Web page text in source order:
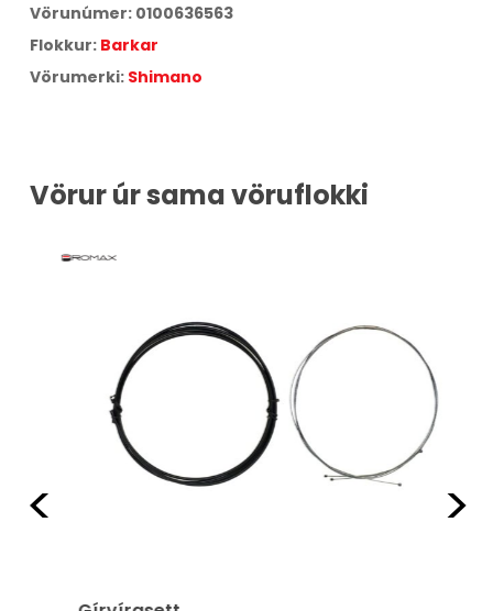
Vörunúmer: 0100636563
Flokkur: Barkar
Vörumerki: Shimano
Vörur úr sama vöruflokki